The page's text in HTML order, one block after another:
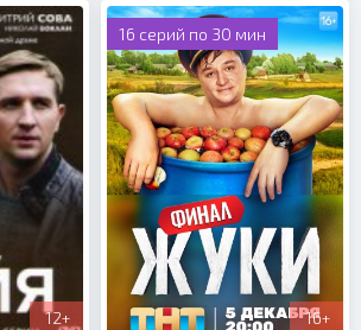
12+
16 серий по 30 мин
16+